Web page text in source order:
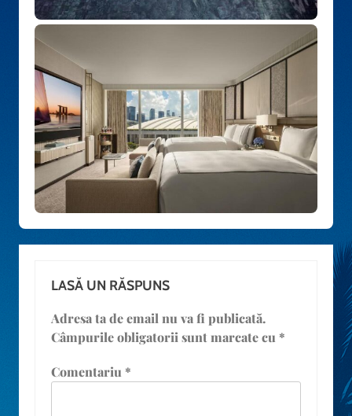
LASĂ UN RĂSPUNS
Adresa ta de email nu va fi publicată.
Câmpurile obligatorii sunt marcate cu *
Comentariu *